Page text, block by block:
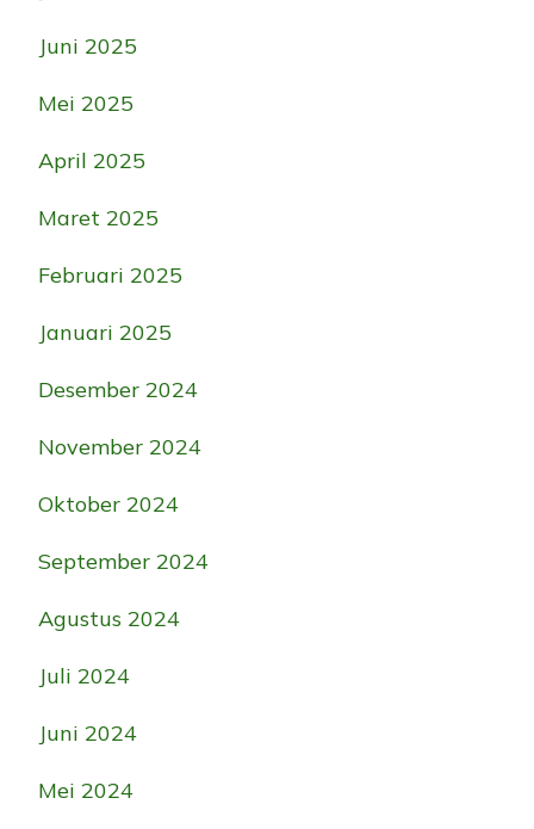
Juni 2025
Mei 2025
April 2025
Maret 2025
Februari 2025
Januari 2025
Desember 2024
November 2024
Oktober 2024
September 2024
Agustus 2024
Juli 2024
Juni 2024
Mei 2024